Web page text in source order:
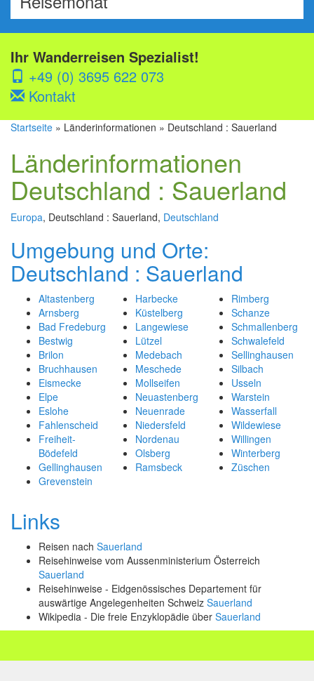
Ihr Wanderreisen Spezialist!
+49 (0) 3695 622 073
Kontakt
Startseite » Länderinformationen » Deutschland : Sauerland
Länderinformationen
Deutschland : Sauerland
Europa, Deutschland : Sauerland, Deutschland
Umgebung und Orte:
Deutschland : Sauerland
Altastenberg
Arnsberg
Bad Fredeburg
Bestwig
Brilon
Bruchhausen
Eismecke
Elpe
Eslohe
Fahlenscheid
Freiheit-
Bödefeld
Gellinghausen
Grevenstein
Harbecke
Küstelberg
Langewiese
Lützel
Medebach
Meschede
Mollseifen
Neuastenberg
Neuenrade
Niedersfeld
Nordenau
Olsberg
Ramsbeck
Rimberg
Schanze
Schmallenberg
Schwalefeld
Sellinghausen
Silbach
Usseln
Warstein
Wasserfall
Wildewiese
Willingen
Winterberg
Züschen
Links
Reisen nach Sauerland
Reisehinweise vom Aussenministerium Österreich
Sauerland
Reisehinweise - Eidgenössisches Departement für
auswärtige Angelegenheiten Schweiz Sauerland
Wikipedia - Die freie Enzyklopädie über Sauerland